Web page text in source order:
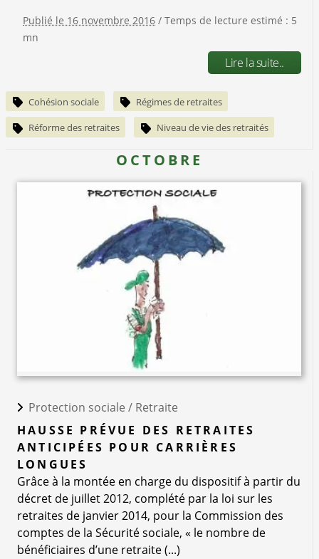
Publié le 16 novembre 2016 / Temps de lecture estimé : 5
mn
Lire la suite..
Cohésion sociale Régimes de retraites
Réforme des retraites Niveau de vie des retraités
OCTOBRE
Protection sociale / Retraite
HAUSSE PRÉVUE DES RETRAITES
ANTICIPÉES POUR CARRIÈRES
LONGUES
Grâce à la montée en charge du dispositif à partir du
décret de juillet 2012, complété par la loi sur les
retraites de janvier 2014, pour la Commission des
comptes de la Sécurité sociale, « le nombre de
bénéficiaires d’une retraite (...)